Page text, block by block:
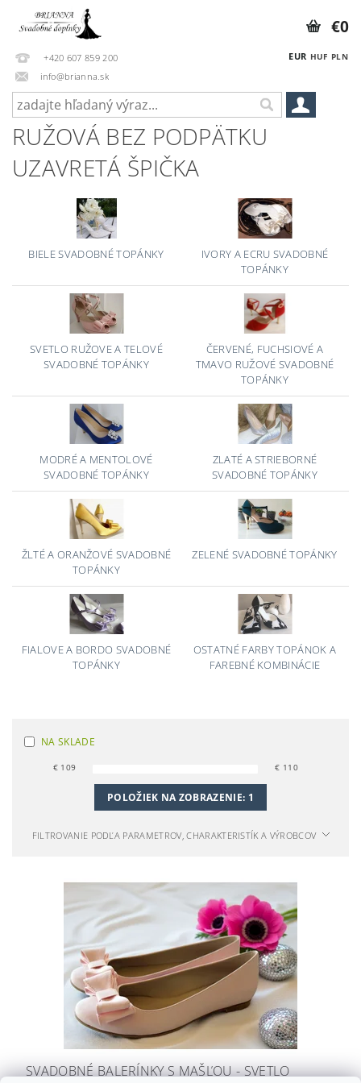
+420 607 859 200
info@brianna.sk
EUR HUF PLN
€0
RUŽOVÁ BEZ PODPÄTKU
UZAVRETÁ ŠPIČKA
BIELE SVADOBNÉ TOPÁNKY
IVORY A ECRU SVADOBNÉ
TOPÁNKY
SVETLO RUŽOVE A TELOVÉ
SVADOBNÉ TOPÁNKY
ČERVENÉ, FUCHSIOVÉ A
TMAVO RUŽOVÉ SVADOBNÉ
TOPÁNKY
MODRÉ A MENTOLOVÉ
SVADOBNÉ TOPÁNKY
ZLATÉ A STRIEBORNÉ
SVADOBNÉ TOPÁNKY
ŽLTÉ A ORANŽOVÉ SVADOBNÉ
TOPÁNKY
ZELENÉ SVADOBNÉ TOPÁNKY
FIALOVE A BORDO SVADOBNÉ
TOPÁNKY
OSTATNÉ FARBY TOPÁNOK A
FAREBNÉ KOMBINÁCIE
NA SKLADE
€ 109 € 110
POLOŽIEK NA ZOBRAZENIE: 1
FILTROVANIE PODĽA PARAMETROV, CHARAKTERISTÍK A VÝROBCOV
SVADOBNÉ BALERÍNKY S MAŠĽOU - SVETLO